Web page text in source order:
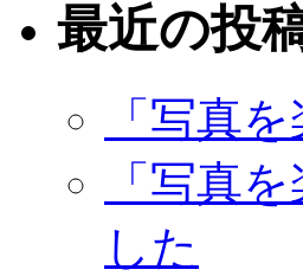
最近の投
「写真
「写真
した